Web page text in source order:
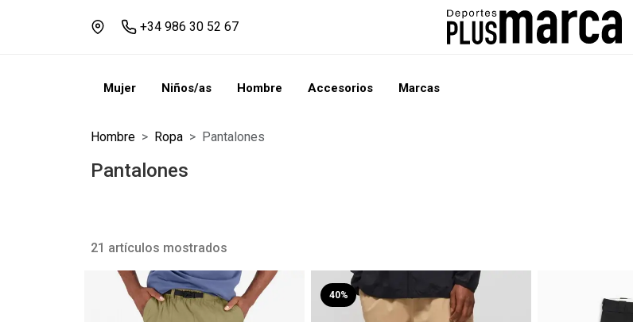
+34 986 30 52 67
Mujer Niños/as Hombre Accesorios Marcas
Hombre Ropa Pantalones
Pantalones
21 artículos mostrados
40%